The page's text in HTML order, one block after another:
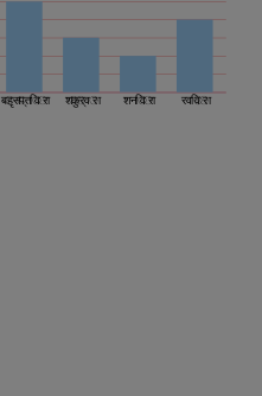
बृहस्पतिवार शुक्रवार शनिवार रविवार